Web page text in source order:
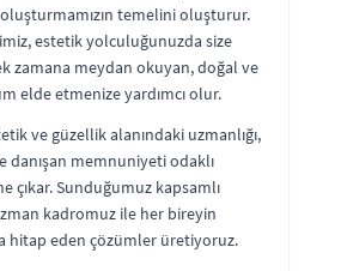
temelini oluşturur.
estetik yolculuğunuzda size
zamana meydan okuyan, doğal ve
elde etmenize yardımcı olur.
ve güzellik alanındaki uzmanlığı,
danışan memnuniyeti odaklı
çıkar. Sunduğumuz kapsamlı
kadromuz ile her bireyin
hitap eden çözümler üretiyoruz.